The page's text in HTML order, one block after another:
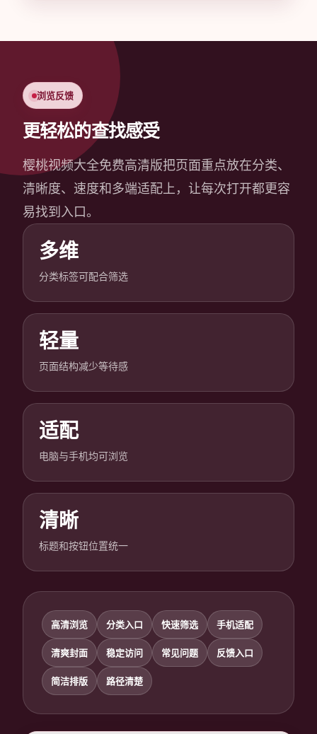
浏览反馈
更轻松的查找感受
樱桃视频大全免费高清版把页面重点放在分类、
清晰度、速度和多端适配上，让每次打开都更容
易找到入口。
多维
分类标签可配合筛选
轻量
页面结构减少等待感
适配
电脑与手机均可浏览
清晰
标题和按钮位置统一
高清浏览 分类入口 快速筛选 手机适配
清爽封面 稳定访问 常见问题 反馈入口
简洁排版 路径清楚